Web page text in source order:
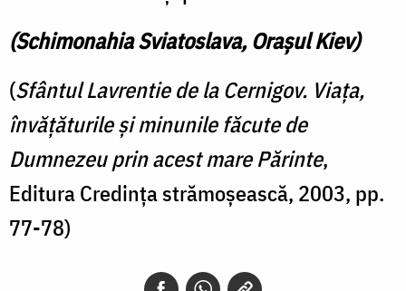
(Schimonahia Sviatoslava, Oraşul Kiev)
(Sfântul Lavrentie de la Cernigov. Viaţa,
învăţăturile şi minunile făcute de
Dumnezeu prin acest mare Părinte,
Editura Credinţa strămoşească, 2003, pp.
77-78)